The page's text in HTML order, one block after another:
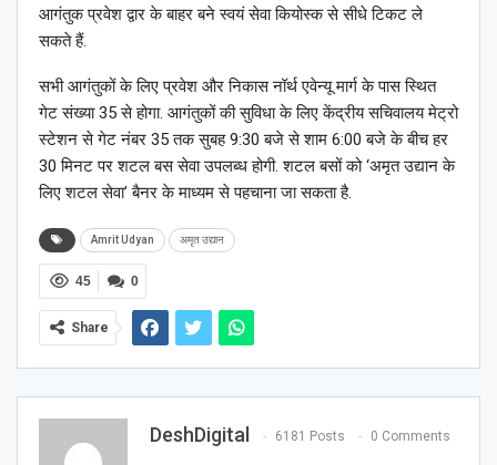
आगंतुक प्रवेश द्वार के बाहर बने स्वयं सेवा कियोस्क से सीधे टिकट ले
सकते हैं.
सभी आगंतुकों के लिए प्रवेश और निकास नॉर्थ एवेन्यू मार्ग के पास स्थित
गेट संख्या 35 से होगा. आगंतुकों की सुविधा के लिए केंद्रीय सचिवालय मेट्रो
स्टेशन से गेट नंबर 35 तक सुबह 9:30 बजे से शाम 6:00 बजे के बीच हर
30 मिनट पर शटल बस सेवा उपलब्ध होगी. शटल बसों को ‘अमृत उद्यान के
लिए शटल सेवा’ बैनर के माध्यम से पहचाना जा सकता है.
Amrit Udyan अमृत उद्यान
0
45
Share
DeshDigital 6181 Posts 0 Comments